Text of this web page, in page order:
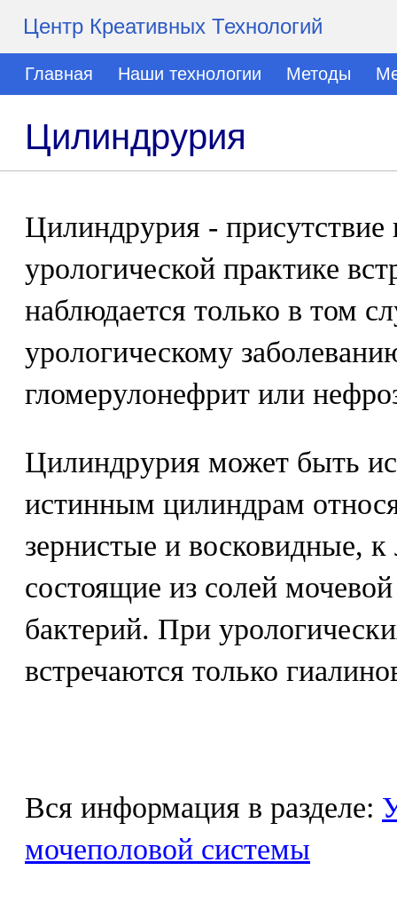
Центр Креативных Технологий
Главная Наши технологии Методы
Цилиндрурия
Цилиндрурия -
урологической практике
наблюдается только в том
урологическому
гломерулонефрит или
Цилиндрурия может быть
истинным цилиндрам
зернистые и восковидные,
состоящие из солей
бактерий. При
встречаются только
Вся информация в разделе:
мочеполовой системы